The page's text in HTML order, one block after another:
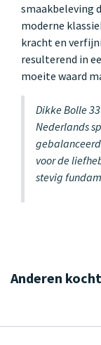
smaakbeleving
moderne
kracht en
resulterend in
moeite waard
Dikke Bolle
Nederlands
voor de
stevig
Anderen